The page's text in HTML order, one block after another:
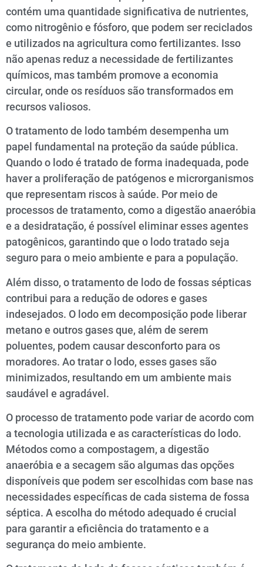
contém uma quantidade significativa de nutrientes,
como nitrogênio e fósforo, que podem ser reciclados
e utilizados na agricultura como fertilizantes. Isso
não apenas reduz a necessidade de fertilizantes
químicos, mas também promove a economia
circular, onde os resíduos são transformados em
recursos valiosos.
O tratamento de lodo também desempenha um
papel fundamental na proteção da saúde pública.
Quando o lodo é tratado de forma inadequada, pode
haver a proliferação de patógenos e microrganismos
que representam riscos à saúde. Por meio de
processos de tratamento, como a digestão anaeróbia
e a desidratação, é possível eliminar esses agentes
patogênicos, garantindo que o lodo tratado seja
seguro para o meio ambiente e para a população.
Além disso, o tratamento de lodo de fossas sépticas
contribui para a redução de odores e gases
indesejados. O lodo em decomposição pode liberar
metano e outros gases que, além de serem
poluentes, podem causar desconforto para os
moradores. Ao tratar o lodo, esses gases são
minimizados, resultando em um ambiente mais
saudável e agradável.
O processo de tratamento pode variar de acordo com
a tecnologia utilizada e as características do lodo.
Métodos como a compostagem, a digestão
anaeróbia e a secagem são algumas das opções
disponíveis que podem ser escolhidas com base nas
necessidades específicas de cada sistema de fossa
séptica. A escolha do método adequado é crucial
para garantir a eficiência do tratamento e a
segurança do meio ambiente.